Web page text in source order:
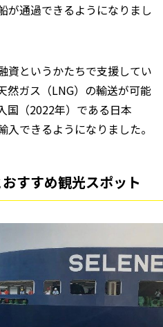
が通過できるようになりまし
資というかたちで支援してい
然ガス（LNG）の輸送が可能
国（2022年）である日本
できるようになりました。
すすめ観光スポット